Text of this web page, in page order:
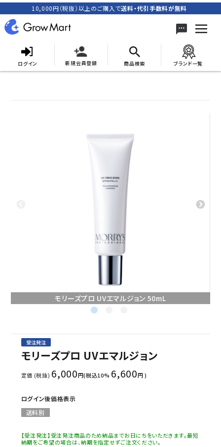
10,000円（税抜）以上のご購入で送料・代引手数料が無料
ログイン 新規会員登録 商品検索 ブランド一覧
新規会員登録
プライバシーポリシー
お問い合わせ
モリーズプロ UVエマルジョン 50mL
受注発注
モリーズプロ UVエマルジョン
定価 (税抜) 6,000円(税込10% 6,600円 )
ログイン後価格表示
送料別
【受注発注】受注発注商品のため納品までお日にちをいただきます。最短
納期をご希望の場合は、納期を指定せずご注文ください。